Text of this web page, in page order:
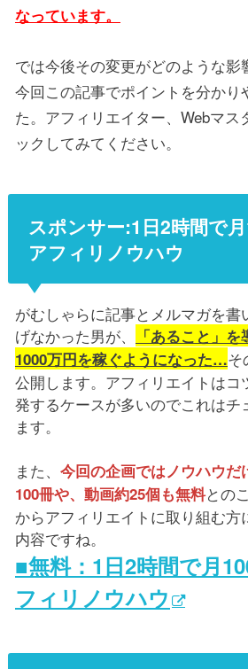
なっています。
では今後その変更がどのような影
今回この記事でポイントを分かり
た。アフィリエイター、Webマス
ックしてみてください。
スポンサー:1日2時間で
アフィリノウハウ
がむしゃらに記事とメルマガを書
げなかった男が、
「あること」
1000万円を稼ぐようになった…そ
公開します。アフィリエイトはコ
発するケースが多いのでこれはチ
ます。
また、 今回の企画ではノウハウだ
100冊や、動画約25個も無料との
からアフィリエイトに取り組む方
内容ですね。
■無料：1日2時間で月
フィリノウハウ